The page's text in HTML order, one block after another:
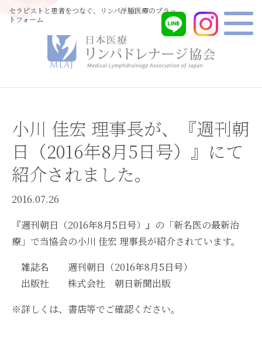
セラピストと患者をつなぐ、リンパ浮腫医療のプラッ
トフォーム
小川 佳宏 理事長が、『週刊朝
日（2016年8月5日号）』にて
紹介されました。
2016.07.26
『週刊朝日（2016年8月5日号）』の「新名医の最新治
療」で当協会の小川 佳宏 理事長が紹介されています。
雑誌名 週刊朝日（2016年8月5日号）
出版社 株式会社 朝日新聞出版
※詳しくは、書店等でご確認ください。